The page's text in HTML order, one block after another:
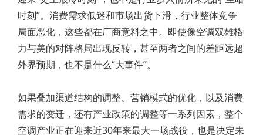
时刻”。消费需求低迷和市场出货下滑，行业整体竞争
局面恶化，这些都在厂商意料之中。即使像空调双雄格
力与美的对阵格局出现反转，甚至两者之间的差距远超
外界预期，也不是什么“大事件”。
如果叠加渠道结构的调整、营销模式的优化，以及消费
需求的变迁，还有产业政策的调整等一系列因素，整个
空调产业正在迎来近30年来最大一场战役，也是决定未